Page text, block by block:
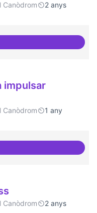
Canòdrom
2 anys
i re-avaluació
impulsar
Canòdrom
1 any
de trabajo para
Canòdrom
2 anys